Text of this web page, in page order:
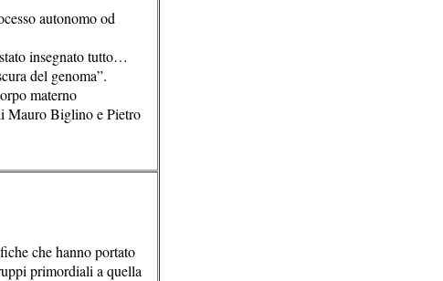
autonomo od
insegnato tutto…
del genoma”.
materno
Mauro Biglino e Pietro
che hanno portato
primordiali a quella